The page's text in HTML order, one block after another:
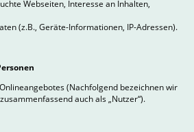
Webseiten, Interesse an Inhalten,
(z.B., Geräte-Informationen, IP-Adressen).
(Nachfolgend bezeichnen wir
auch als „Nutzer“).